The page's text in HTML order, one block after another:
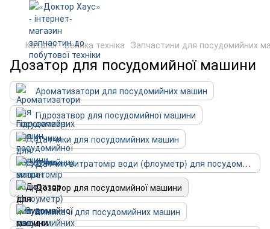
Каталог Велика техніка Запчастини для посудомийних
Дозатор для посудомийної машини
Ароматизатори для посудомийних машин
Гідрозатвор для посудомийної машини
Датчики для посудомийних машин
Датчик-витратомір води (флоуметр) для посудомийних машин
Дозатор для посудомийної машини
Вимикачі для посудомийних машин